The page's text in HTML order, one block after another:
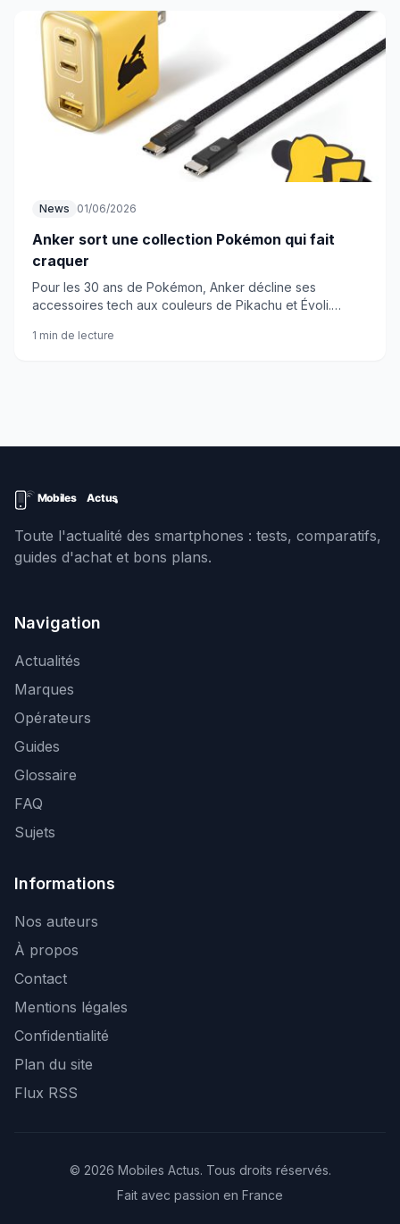
News 01/06/2026
Anker sort une collection Pokémon qui fait
craquer
Pour les 30 ans de Pokémon, Anker décline ses
accessoires tech aux couleurs de Pikachu et Évoli.
faire fondre votre portefeuille.
1 min de lecture
Toute l'actualité des smartphones : tests, comparatifs,
guides d'achat et bons plans.
Navigation
Actualités
Marques
Opérateurs
Guides
Glossaire
FAQ
Sujets
Informations
Nos auteurs
À propos
Contact
Mentions légales
Confidentialité
Plan du site
Flux RSS
© 2026 Mobiles Actus. Tous droits réservés.
Fait avec passion en France